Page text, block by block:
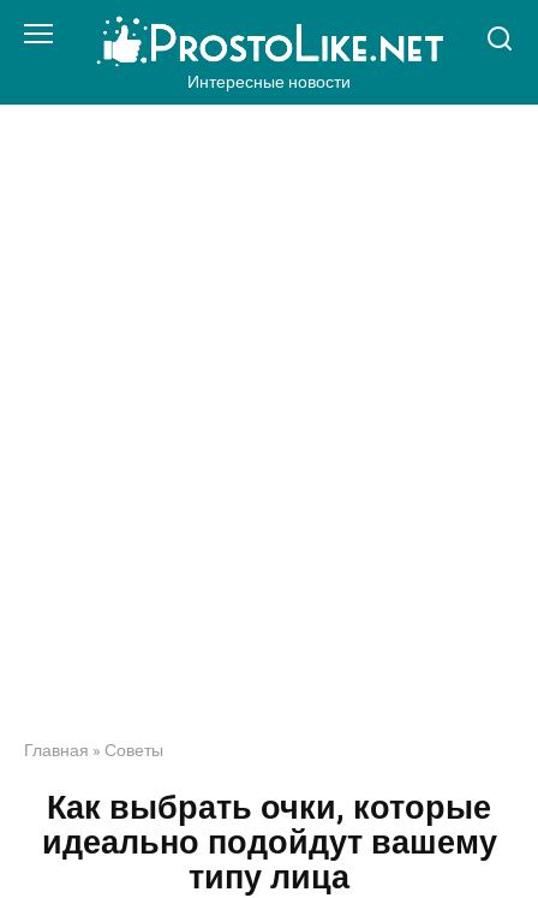
Интересные новости
Главная » Советы
Как выбрать очки, которые
идеально подойдут вашему
типу лица